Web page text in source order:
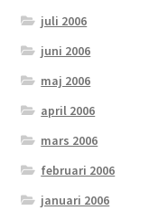
juli 2006
juni 2006
maj 2006
april 2006
mars 2006
februari 2006
januari 2006